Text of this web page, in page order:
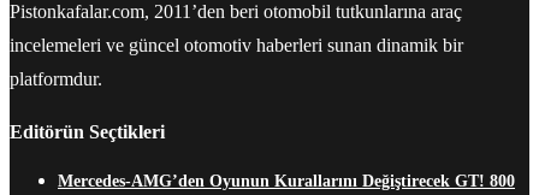
Pistonkafalar.com, 2011’den beri otomobil tutkunlarına araç
incelemeleri ve güncel otomotiv haberleri sunan dinamik bir
platformdur.
Editörün Seçtikleri
Mercedes-AMG’den Oyunun Kurallarını Değiştirecek GT! 800